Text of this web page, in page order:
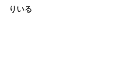
りいる